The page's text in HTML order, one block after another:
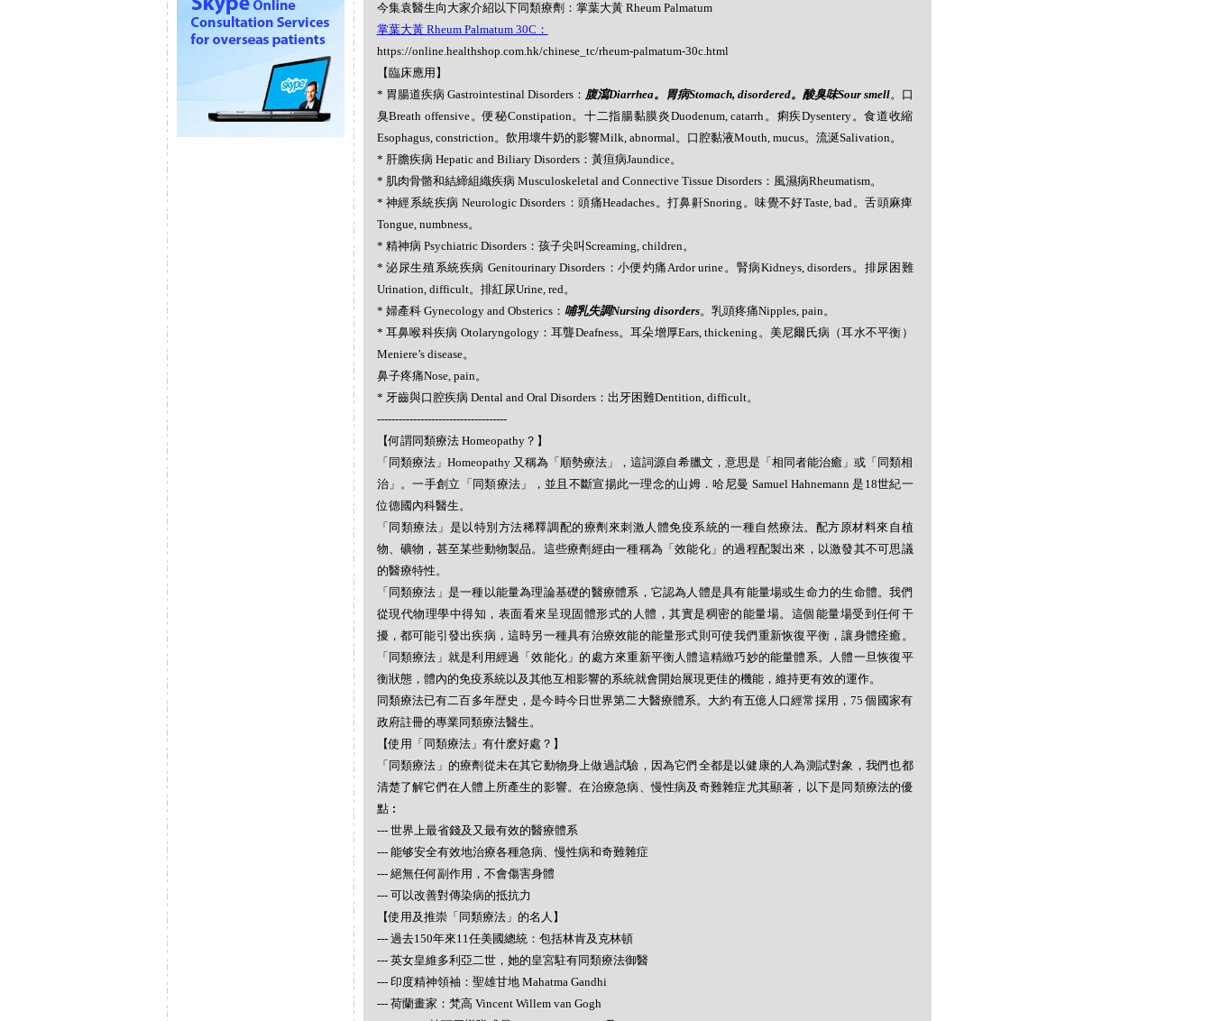
今集袁醫生向大家介紹以下同類療劑：掌葉大黃 Rheum Palmatum
掌葉大黃 Rheum Palmatum 30C：
https://online.healthshop.com.hk/chinese_tc/rheum-palmatum-30c.html
【臨床應用】
* 胃腸道疾病 Gastrointestinal Disorders： 腹瀉Diarrhea。胃病Stomach, disordered。酸臭味Sour smell。口
臭Breath offensive。便秘Constipation。十二指腸黏膜炎Duodenum, catarrh。痢疾Dysentery。食道收縮
Esophagus, constriction。飲用壞牛奶的影響Milk, abnormal。口腔黏液Mouth, mucus。流涎Salivation。
* 肝膽疾病 Hepatic and Biliary Disorders：黃疸病Jaundice。
* 肌肉骨骼和結締組織疾病 Musculoskeletal and Connective Tissue Disorders：風濕病Rheumatism。
* 神經系統疾病 Neurologic Disorders：頭痛Headaches。打鼻鼾Snoring。味覺不好Taste, bad。舌頭麻痺
Tongue, numbness。
* 精神病 Psychiatric Disorders：孩子尖叫Screaming, children。
* 泌尿生殖系統疾病 Genitourinary Disorders：小便灼痛Ardor urine。腎病Kidneys, disorders。排尿困難
Urination, difficult。排紅尿Urine, red。
* 婦產科 Gynecology and Obsterics： 哺乳失調Nursing disorders。乳頭疼痛Nipples, pain。
* 耳鼻喉科疾病 Otolaryngology：耳聾Deafness。耳朵增厚Ears, thickening。美尼爾氏病（耳水不平衡）
Meniere’s disease。
鼻子疼痛Nose, pain。
* 牙齒與口腔疾病 Dental and Oral Disorders：出牙困難Dentition, difficult。
------------------------------------
【何謂同類療法 Homeopathy？】
「同類療法」Homeopathy 又稱為「順勢療法」，這詞源自希臘文，意思是「相同者能治癒」或「同類相
治」。一手創立「同類療法」，並且不斷宣揚此一理念的山姆．哈尼曼 Samuel Hahnemann 是18世紀一
位德國內科醫生。
「同類療法」是以特別方法稀釋調配的療劑來刺激人體免疫系統的一種自然療法。配方原材料來自植
物、礦物，甚至某些動物製品。這些療劑經由一種稱為「效能化」的過程配製出來，以激發其不可思議
的醫療特性。
「同類療法」是一種以能量為理論基礎的醫療體系，它認為人體是具有能量場或生命力的生命體。我們
從現代物理學中得知，表面看來呈現固體形式的人體，其實是稠密的能量場。這個能量場受到任何干
擾，都可能引發出疾病，這時另一種具有治療效能的能量形式則可使我們重新恢復平衡，讓身體痊癒。
「同類療法」就是利用經過「效能化」的處方來重新平衡人體這精緻巧妙的能量體系。人體一旦恢復平
衡狀態，體內的免疫系統以及其他互相影響的系統就會開始展現更佳的機能，維持更有效的運作。
同類療法已有二百多年歴史，是今時今日世界第二大醫療體系。大約有五億人口經常採用，75 個國家有
政府註冊的專業同類療法醫生。
【使用「同類療法」有什麽好處？】
「同類療法」的療劑從未在其它動物身上做過試驗，因為它們全都是以健康的人為測試對象，我們也都
清楚了解它們在人體上所產生的影響。在治療急病、慢性病及奇難雜症尤其顯著，以下是同類療法的優
點︰
--- 世界上最省錢及又最有效的醫療體系
--- 能够安全有效地治療各種急病、慢性病和奇難雜症
--- 絕無任何副作用，不會傷害身體
--- 可以改善對傳染病的抵抗力
【使用及推崇「同類療法」的名人】
--- 過去150年來11任美國總統：包括林肯及克林頓
--- 英女皇維多利亞二世，她的皇宮駐有同類療法御醫
--- 印度精神領袖：聖雄甘地 Mahatma Gandhi
--- 荷蘭畫家：梵高 Vincent Willem van Gogh